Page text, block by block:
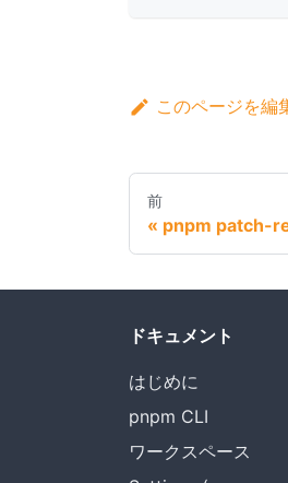
このページを編
前
pnpm patch-
ドキュメント
はじめに
pnpm CLI
ワークスペース